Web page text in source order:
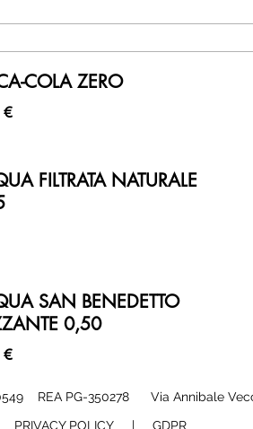
COLA ZERO
€
FILTRATA NATURALE
SAN BENEDETTO
0,50
€
REA PG-350278 Via Annibale
PRIVACY POLICY
| GDPR